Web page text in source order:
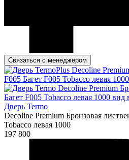
Связаться с менеджером
Дверь Termo
Decoline Premium Бронзовая
Tobacco левая 1000
197 800